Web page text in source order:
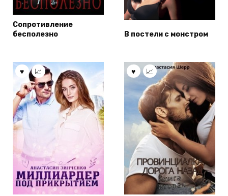
Сопротивление
бесполезно
В постели с монстром